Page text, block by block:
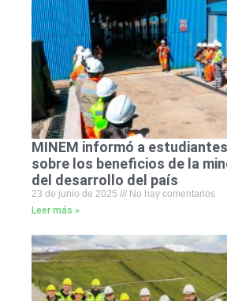
MINEM informó a
sobre los beneficios de la
del desarrollo del país
23 de junio de 2025
No hay comentarios
Leer más »